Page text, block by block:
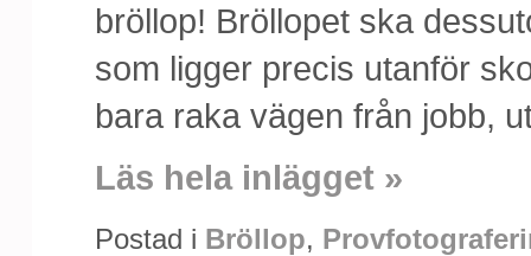
bröllop! Bröllopet ska
som ligger precis utanför
bara raka vägen från jobb,
Läs hela inlägget »
Postad i Bröllop,